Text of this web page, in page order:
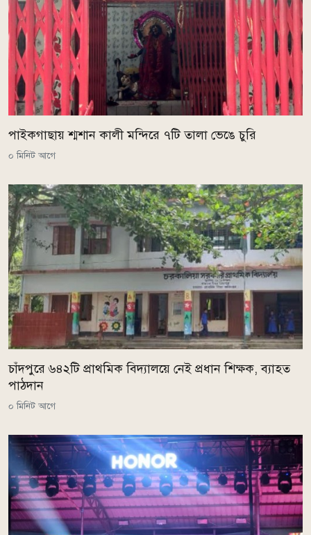
পাইকগাছায় শ্মশান কালী মন্দিরে ৭টি তালা ভেঙে চুরি
০ মিনিট আগে
চাঁদপুরে ৬৪২টি প্রাথমিক বিদ্যালয়ে নেই প্রধান শিক্ষক, ব্যাহত
পাঠদান
০ মিনিট আগে